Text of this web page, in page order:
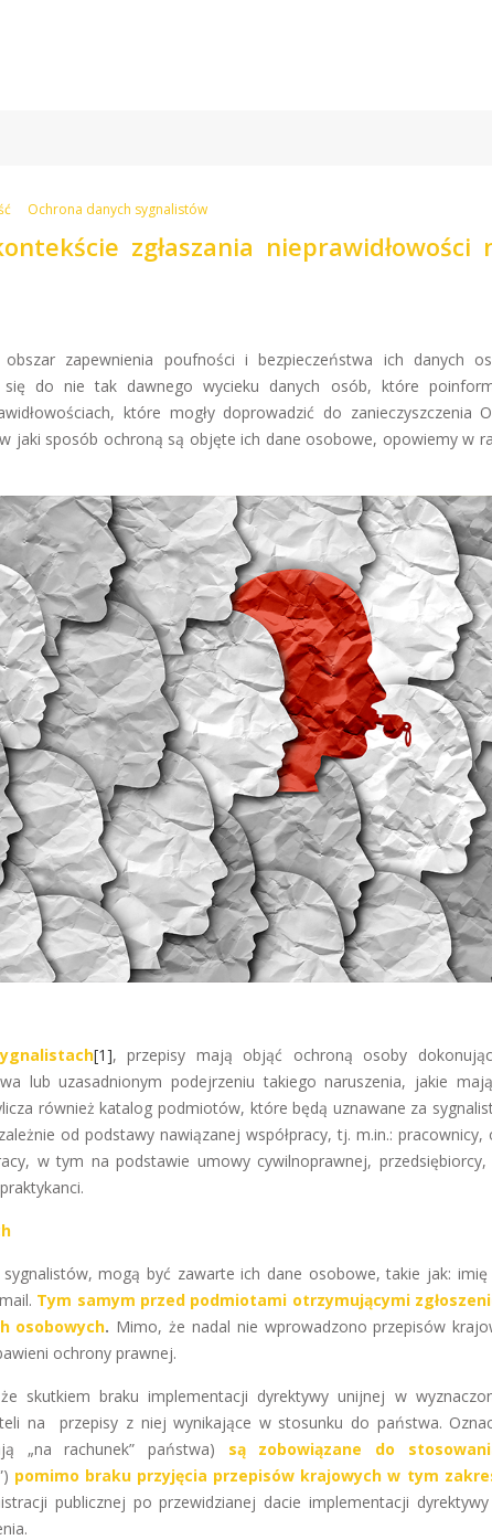
Ochrona danych sygnalistów
zgłaszania nieprawidłowości
zapewnienia poufności i bezpieczeństwa ich danych
do nie tak dawnego wycieku danych osób, które
które mogły doprowadzić do zanieczyszczenia
jaki sposób ochroną są objęte ich dane osobowe, opowiemy w
[1], przepisy mają objąć ochroną osoby
lub uzasadnionym podejrzeniu takiego naruszenia, jakie
również katalog podmiotów, które będą uznawane za
od podstawy nawiązanej współpracy, tj. m.in.: pracownicy,
w tym na podstawie umowy cywilnoprawnej, przedsiębiorcy,
mogą być zawarte ich dane osobowe, takie jak:
Tym samym przed podmiotami otrzymującymi
osobowych. Mimo, że nadal nie wprowadzono przepisów
ochrony prawnej.
skutkiem braku implementacji dyrektywy unijnej w
na przepisy z niej wynikające w stosunku do państwa.
„na rachunek” państwa) są zobowiązane do
pomimo braku przyjęcia przepisów krajowych w tym
publicznej po przewidzianej dacie implementacji